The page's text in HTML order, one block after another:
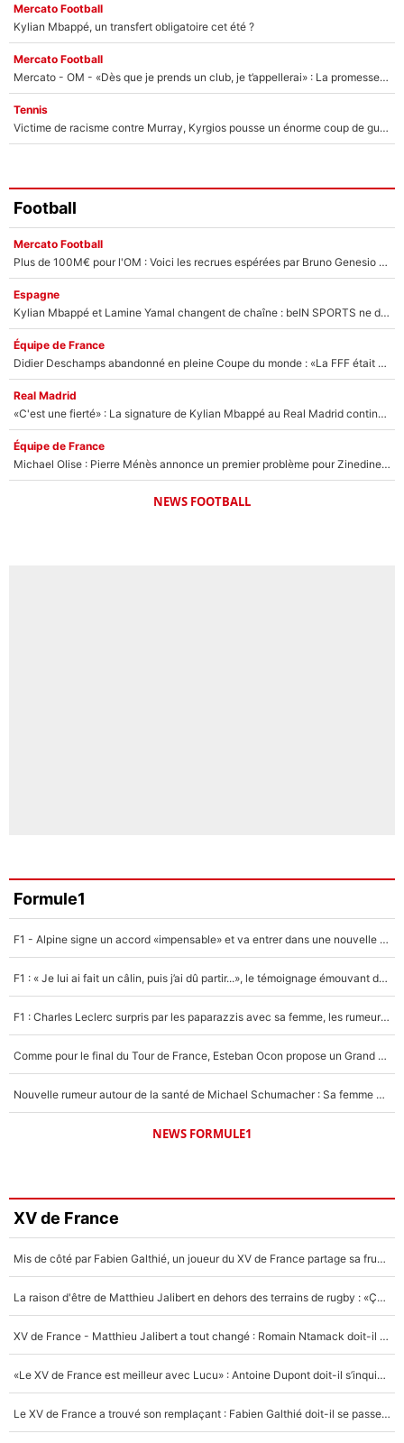
Mercato Football
Kylian Mbappé, un transfert obligatoire cet été ?
Mercato Football
Mercato - OM - «Dès que je prends un club, je t’appellerai» : La promesse de Marcelino au moment de claquer la porte
Tennis
Victime de racisme contre Murray, Kyrgios pousse un énorme coup de gueule !
Football
Mercato Football
Plus de 100M€ pour l'OM : Voici les recrues espérées par Bruno Genesio et Grégory Lorenzi après l’opération dégraissage
Espagne
Kylian Mbappé et Lamine Yamal changent de chaîne : beIN SPORTS ne digère pas cette décision historique et prédit un fiasco pour la Liga
Équipe de France
Didier Deschamps abandonné en pleine Coupe du monde : «La FFF était déjà passée à Zinedine Zidane»
Real Madrid
«C'est une fierté» : La signature de Kylian Mbappé au Real Madrid continue de régaler l'Espagne
Équipe de France
Michael Olise : Pierre Ménès annonce un premier problème pour Zinedine Zidane en équipe de France
NEWS FOOTBALL
Formule1
F1 - Alpine signe un accord «impensable» et va entrer dans une nouvelle dimension : Grande nouvelle pour Pierre Gasly !
F1 : « Je lui ai fait un câlin, puis j’ai dû partir...», le témoignage émouvant de Max Verstappen sur sa fille
F1 : Charles Leclerc surpris par les paparazzis avec sa femme, les rumeurs étaient vraies !
Comme pour le final du Tour de France, Esteban Ocon propose un Grand Prix de Formule 1 à Paris : «Autour de l’Arc de Triomphe, ce serait génial» !
Nouvelle rumeur autour de la santé de Michael Schumacher : Sa femme Corinna sort du silence
NEWS FORMULE1
XV de France
Mis de côté par Fabien Galthié, un joueur du XV de France partage sa frustration : «ils ne me l’ont pas dit tout de suite»
La raison d'être de Matthieu Jalibert en dehors des terrains de rugby : «Ça m'atteint autant que si tu touches à un membre de ma famille»
XV de France - Matthieu Jalibert a tout changé : Romain Ntamack doit-il s’inquiéter pour sa place à un an de la Coupe du monde ?
«Le XV de France est meilleur avec Lucu» : Antoine Dupont doit-il s’inquiéter pour sa place ?
Le XV de France a trouvé son remplaçant : Fabien Galthié doit-il se passer d'Antoine Dupont ?